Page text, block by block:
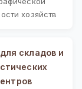
хозяйств
складов и